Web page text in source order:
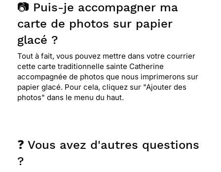
📷 Puis-je accompagner ma
carte de photos sur papier
glacé ?
Tout à fait, vous pouvez mettre dans votre courrier
cette carte traditionnelle sainte Catherine
accompagnée de photos que nous imprimerons sur
papier glacé. Pour cela, cliquez sur "Ajouter des
photos" dans le menu du haut.
❓ Vous avez d'autres questions
?